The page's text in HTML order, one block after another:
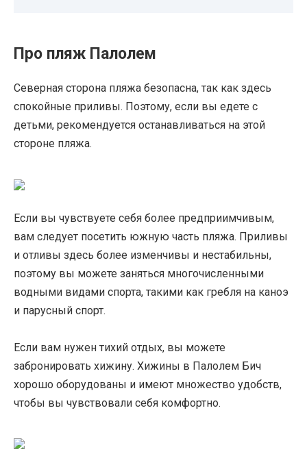
Про пляж Палолем
Северная сторона пляжа безопасна, так как здесь
спокойные приливы. Поэтому, если вы едете с
детьми, рекомендуется останавливаться на этой
стороне пляжа.
Если вы чувствуете себя более предприимчивым,
вам следует посетить южную часть пляжа. Приливы
и отливы здесь более изменчивы и нестабильны,
поэтому вы можете заняться многочисленными
водными видами спорта, такими как гребля на каноэ
и парусный спорт.
Если вам нужен тихий отдых, вы можете
забронировать хижину. Хижины в Палолем Бич
хорошо оборудованы и имеют множество удобств,
чтобы вы чувствовали себя комфортно.